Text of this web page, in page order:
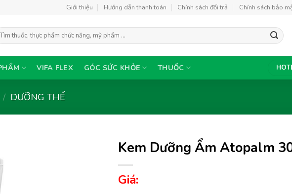
Giới thiệu Hướng dẫn thanh toán Chính sách đổi trả Chính sách bảo
VIFA FLEX GÓC SỨC KHỎE THUỐC
/ DƯỠNG THỂ
Kem Dưỡng Ẩm Atopalm
Giá: